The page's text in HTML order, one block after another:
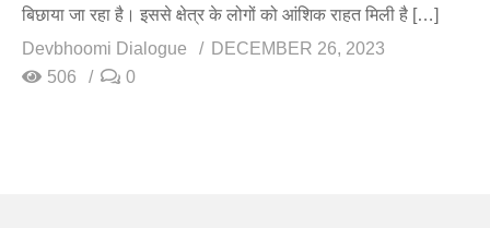
बिछाया जा रहा है। इससे क्षेत्र के लोगों को आंशिक राहत मिली है […]
Devbhoomi Dialogue
DECEMBER 26, 2023
506
0